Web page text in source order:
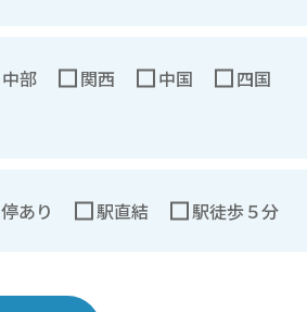
中部 関西 中国
四国
あり 駅直結 駅徒歩５分